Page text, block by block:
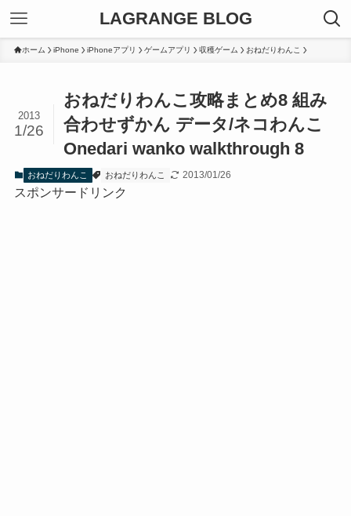
LAGRANGE BLOG
ホーム iPhone iPhoneアプリ ゲームアプリ 収穫ゲーム おねだりわんこ
おねだりわんこ攻略まとめ8 組み
合わせずかん データ/ネコわんこ
Onedari wanko walkthrough 8
2013
1/26
おねだりわんこ おねだりわんこ 2013/01/26
スポンサードリンク